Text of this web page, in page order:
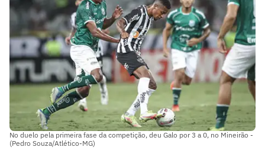
No duelo pela primeira fase da competição, deu Galo por 3 a 0, no Mineirão -
(Pedro Souza/Atlético-MG)